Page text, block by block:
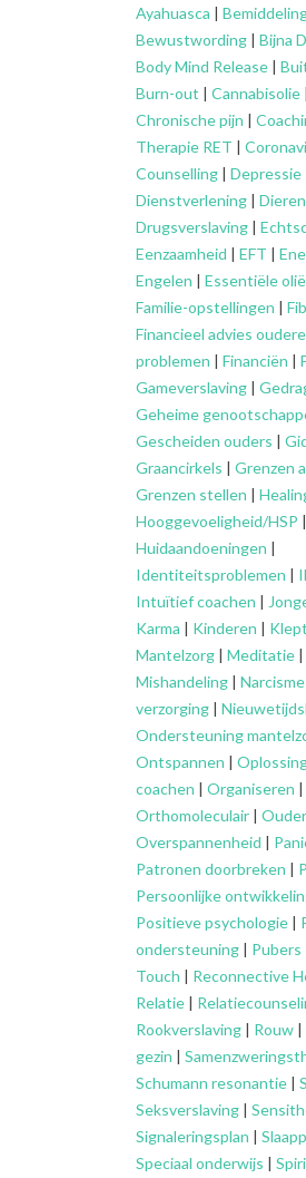
Ayahuasca |
Bewustwording | Bijna
Body Mind Release |
Burn-out | Cannabisolie |
Chronische pijn |
Therapie RET |
Counselling | Depressie
Dienstverlening | Dieren
Drugsverslaving |
Eenzaamheid | EFT |
Engelen | Essentiële
Familie-opstellingen |
Financieel advies
problemen | Financiën |
Gameverslaving |
Geheime
Gescheiden ouders |
Graancirkels | Grenzen
Grenzen stellen |
Hooggevoeligheid/HSP |
Huidaandoeningen |
Identiteitsproblemen |
Intuïtief coachen |
Karma | Kinderen |
Mantelzorg | Meditatie |
Mishandeling | Narcisme
verzorging |
Ondersteuning
Ontspannen |
coachen | Organiseren |
Orthomoleculair |
Overspannenheid |
Patronen doorbreken |
Persoonlijke
Positieve psychologie |
ondersteuning | Pubers
Touch | Reconnective
Relatie |
Rookverslaving | Rouw |
gezin |
Schumann resonantie |
Seksverslaving |
Signaleringsplan |
Speciaal onderwijs |